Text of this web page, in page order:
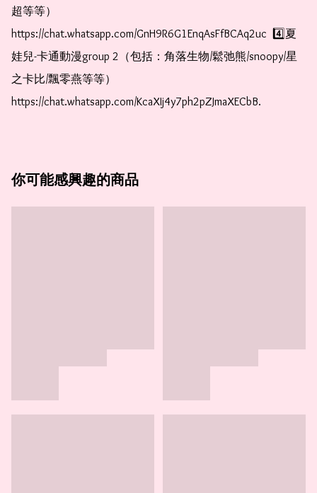
超等等）
https://chat.whatsapp.com/GnH9R6G1EnqAsFfBCAq2uc  4️⃣夏
娃兒-卡通動漫group 2（包括：角落生物/鬆弛熊/snoopy/星
之卡比/飄零燕等等）
https://chat.whatsapp.com/KcaXIj4y7ph2pZJmaXECbB.
你可能感興趣的商品